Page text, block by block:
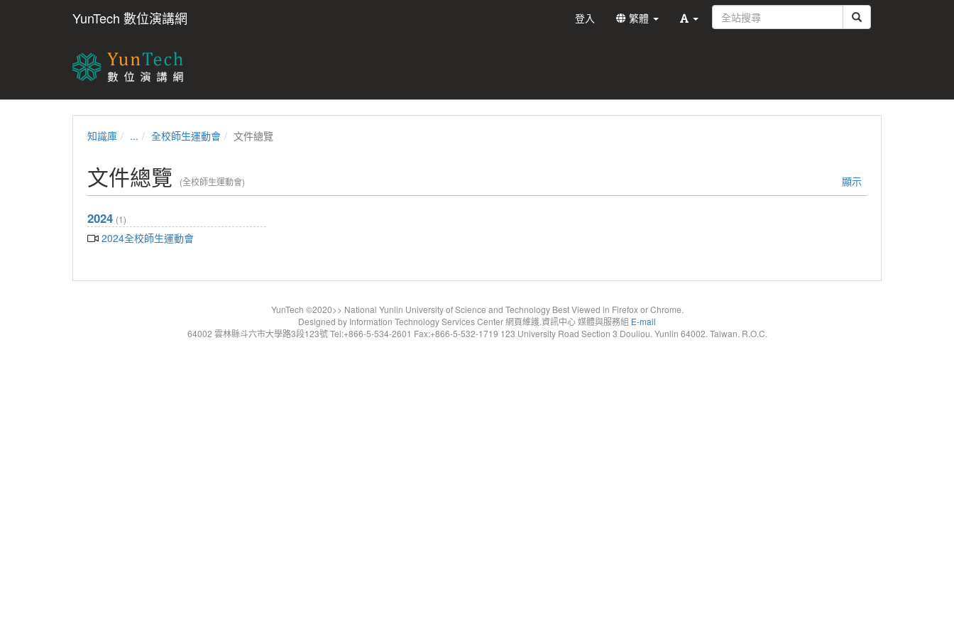
YunTech 數位演講網 登入 繁體
知識庫 ... 全校師生運動會 文件總覽
文件總覽 顯示
(全校師生運動會)
2024 (1)
2024全校師生運動會
YunTech ©2020>> National Yunlin University of Science and Technology Best Viewed in Firefox or Chrome.
Designed by Information Technology Services Center 網頁維護.資訊中心 媒體與服務組 E-mail
64002 雲林縣斗六市大學路3段123號 Tel:+866-5-534-2601 Fax:+866-5-532-1719 123 University Road Section 3 Douliou. Yunlin 64002. Taiwan. R.O.C.